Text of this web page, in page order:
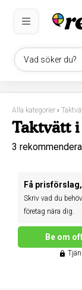
Vad söker du?
Alla kategorier ›
Taktvätt i
3
Få
Skriv vad du
företag nära dig.
Be om